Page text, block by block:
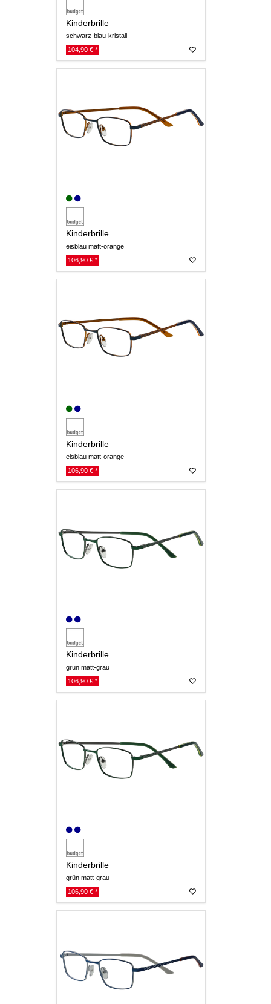
Kinderbrille
schwarz-blau-kristall
104,90 € *
Kinderbrille
eisblau matt-orange
106,90 € *
Kinderbrille
eisblau matt-orange
106,90 € *
Kinderbrille
grün matt-grau
106,90 € *
Kinderbrille
grün matt-grau
106,90 € *